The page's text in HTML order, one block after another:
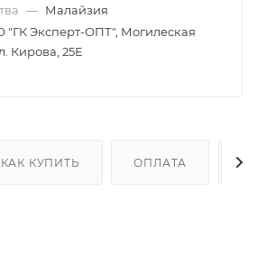
— Малайзия
Эксперт-ОПТ", Могилеская
Кирова, 25Е
КАК КУПИТЬ ОПЛАТА